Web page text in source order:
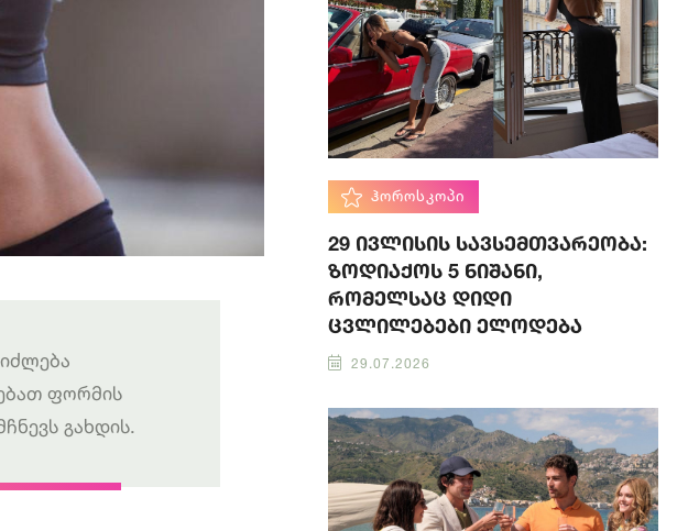
ფორმის
გახდის.
ᲰᲝᲠᲝᲡᲙᲝᲞᲘ
29 ივლისის სავსემთვარეობა:
ზოდიაქოს 5 ნიშანი,
რომელსაც დიდი
ცვლილებები ელოდება
29.07.2026